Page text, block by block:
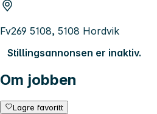
Fv269 5108, 5108 Hordvik
Stillingsannonsen er inaktiv.
Om jobben
Lagre favoritt